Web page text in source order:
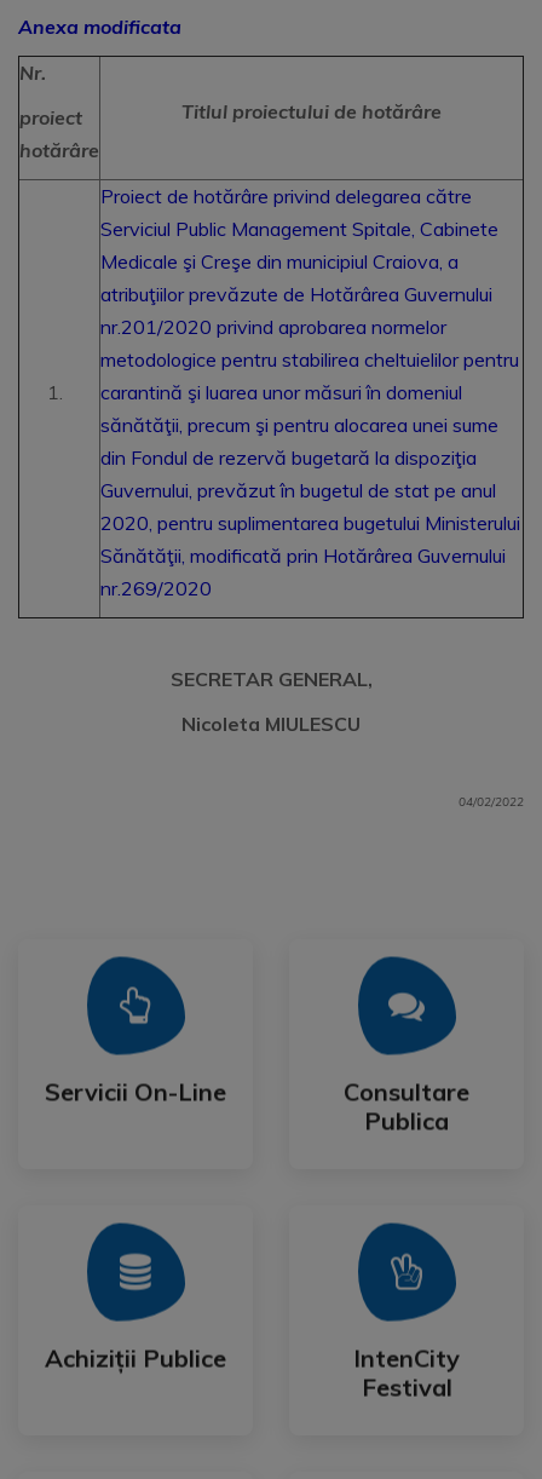
Anexa modificata
Nr.
proiect
hotărâre
Titlul proiectului de hotărâre
Proiect de hotărâre privind delegarea către
Serviciul Public Management Spitale, Cabinete
Medicale şi Creşe din municipiul Craiova, a
atribuţiilor prevăzute de Hotărârea Guvernului
nr.201/2020 privind aprobarea normelor
metodologice pentru stabilirea cheltuielilor pentru
carantină şi luarea unor măsuri în domeniul
sănătăţii, precum şi pentru alocarea unei sume
din Fondul de rezervă bugetară la dispoziţia
Guvernului, prevăzut în bugetul de stat pe anul
2020, pentru suplimentarea bugetului Ministerului
Sănătăţii, modificată prin Hotărârea Guvernului
nr.269/2020
SECRETAR GENERAL,
Nicoleta MIULESCU
04/02/2022
Servicii On-Line
Servicii On-Line
Mai Mult
Consultare
Publica
Consultare
Publica
Mai Mult
Achiziții Publice
Achiziții Publice
Mai Mult
IntenCity
Festival
IntenCity
Festival
Mai Mult